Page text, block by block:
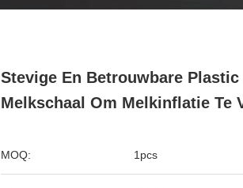
Stevige En Betrouwbare Plastic
Melkschaal Om Melkinflatie Te
MOQ: 1pcs